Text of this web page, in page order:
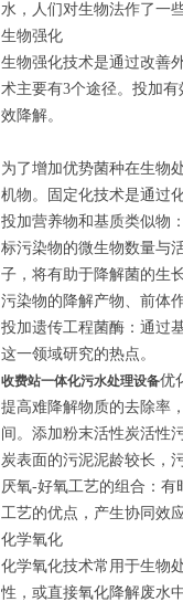
水，人们对生物法作了一
生物强化
生物强化技术是通过改善
术主要有3个途径。投加
效降解。
为了增加优势菌种在生物
机物。固定化技术是通过
投加营养物和基质类似物
标污染物的微生物数量与
子，将有助于降解菌的生
污染物的降解产物、前体
投加遗传工程菌酶：通过
这一领域研究的热点。
收费站一体化污水处理设备优
提高难降解物质的去除率
间。添加粉末活性炭活性
炭表面的污泥泥龄较长，
厌氧-好氧工艺的组合：
工艺的优点，产生协同效
化学氧化
化学氧化技术常用于生物
性，或直接氧化降解废水